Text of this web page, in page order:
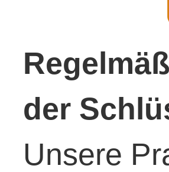
der
Unsere